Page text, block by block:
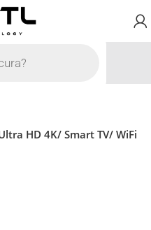
HD 4K/ Smart TV/ WiFi